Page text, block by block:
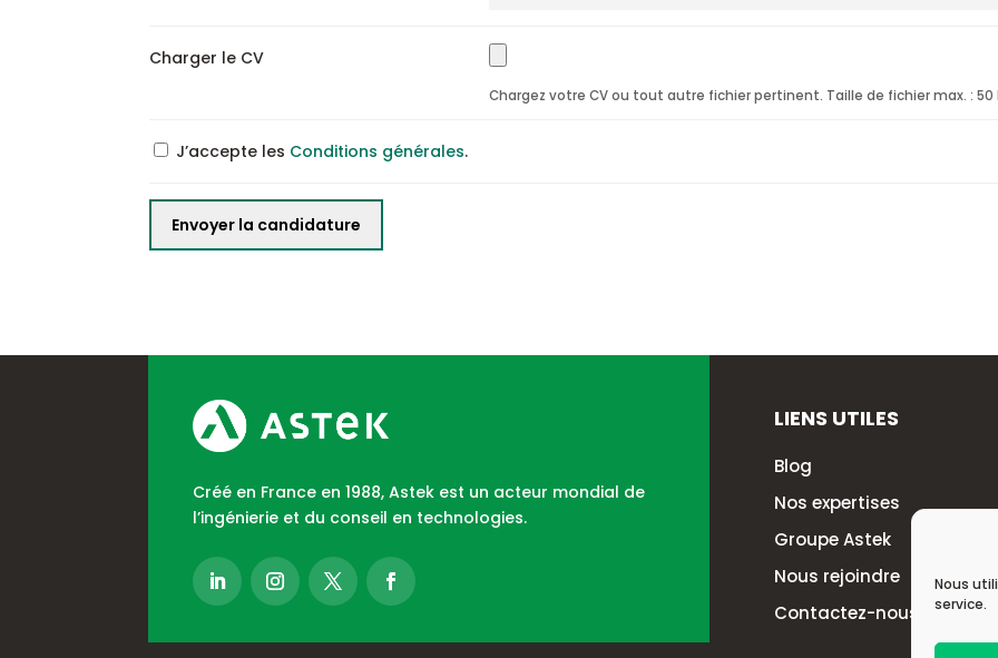
Nous
service.
Charger le CV
Chargez votre CV ou tout autre fichier pertinent. Taille de fichier max. : 50
J’accepte les Conditions générales.
Créé en France en 1988, Astek est un acteur mondial de
l’ingénierie et du conseil en technologies.
LIENS UTILES
Blog
Nos expertises
Groupe Astek
Nous rejoindre
Contactez-nous